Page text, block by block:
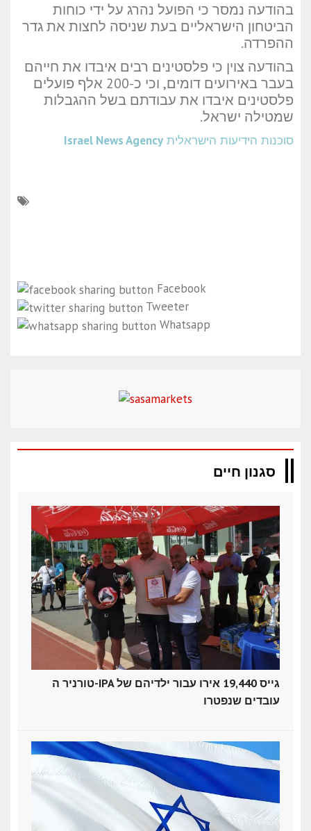
בהודעה נמסר כי הפועל נהרג על ידי כוחות
הביטחון הישראליים בעת שניסה לחצות את גדר
ההפרדה.
בהודעה צוין כי פלסטינים רבים איבדו את חייהם
בעבר באירועים דומים, וכי כ-200 אלף פועלים
פלסטינים איבדו את עבודתם בשל ההגבלות
שמטילה ישראל.
סוכנות הידיעות הישראלית Israel News Agency
Facebook
Tweeter
Whatsapp
סגנון חיים
טורניר ה-IPA גייס 19,440 אירו עבור ילדיהם של
עובדים שנפטרו